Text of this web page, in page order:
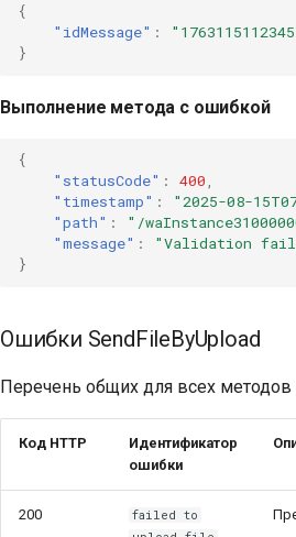
{
"idMessage" :
}
Выполнение метода с ошибкой
{
"statusCode" : 400,
"timestamp" : "2025-08-
"path" :
"/
"message" :
"Validation
}
Ошибки SendFileByUpload
Перечень общих для всех
Код HTTP
Идентификатор
ошибки
200
failed to